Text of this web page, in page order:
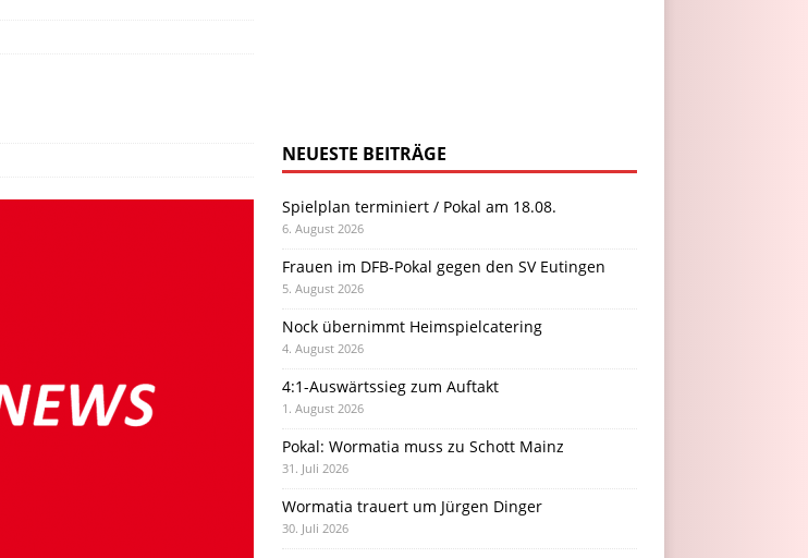
NEUESTE BEITRÄGE
Spielplan terminiert / Pokal am 18.08.
6. August 2026
Frauen im DFB-Pokal gegen den SV Eutingen
5. August 2026
Nock übernimmt Heimspielcatering
4. August 2026
4:1-Auswärtssieg zum Auftakt
1. August 2026
Pokal: Wormatia muss zu Schott Mainz
31. Juli 2026
Wormatia trauert um Jürgen Dinger
30. Juli 2026